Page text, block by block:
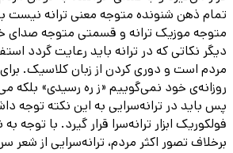
تمام ذهن شنونده متوجه معنی ترانه نیست
متوجه موزیک ترانه و قسمتی متوجه صدای
دیگر نکاتی که در ترانه باید رعایت گردد
مردم است و دوری کردن از زبان کلاسیک.
روزانه‌ی خود نمی‌گوییم «ز ره رسیدی» بلکه
پس باید در ترانه‌سرایی به این نکته توجه
فولکوریک ابزار ترانه‌سرا قرار گیرد. با توجه
برخلاف تصور اکثر مردم، ترانه‌سرایی از